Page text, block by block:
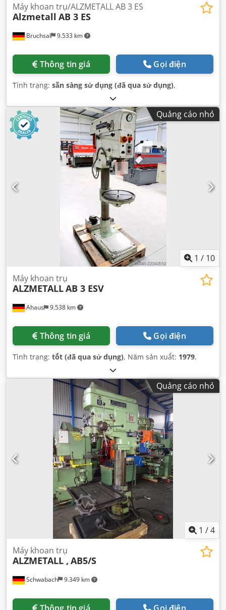
Bruchsal 9.533 km
Máy khoan trụ/ALZMETALL AB 3 ES
Alzmetall AB 3 ES
Thông tin giá Gọi điện
Tình trạng: sẵn sàng sử dụng (đã qua sử dụng),
Quảng cáo nhỏ
1 / 10
Ahaus 9.538 km
Máy khoan trụ
ALZMETALLAB 3 ESV
Thông tin giá Gọi điện
Tình trạng: tốt (đã qua sử dụng), Năm sản xuất: 1979,
Quảng cáo nhỏ
1 /4
Schwabach 9.349 km
Máy khoan trụ
ALZMETALL , AB5/S